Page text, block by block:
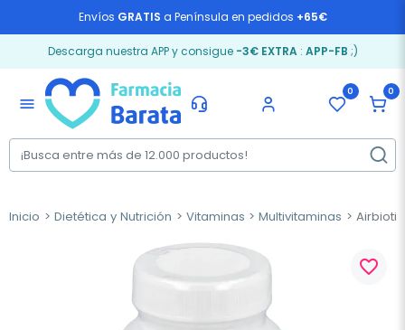
Envíos GRATIS a Península en pedidos +65€
Descarga nuestra APP y consigue -3€ EXTRA: APP-FB ;)
menu
0 0
Inicio Dietética y Nutrición Vitaminas Multivitaminas
favorite_border